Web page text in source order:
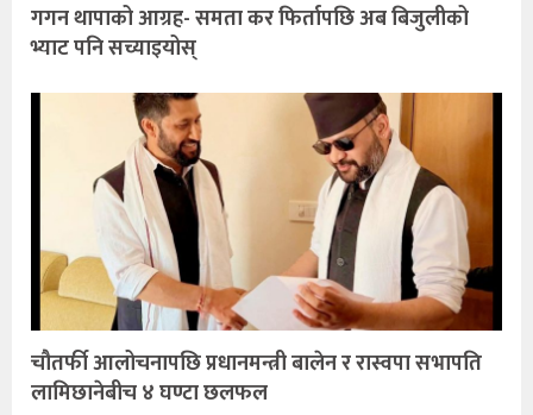
गगन थापाको आग्रह- समता कर फिर्तापछि अब बिजुलीको
भ्याट पनि सच्याइयोस्
चौतर्फी आलोचनापछि प्रधानमन्त्री बालेन र रास्वपा सभापति
लामिछानेबीच ४ घण्टा छलफल